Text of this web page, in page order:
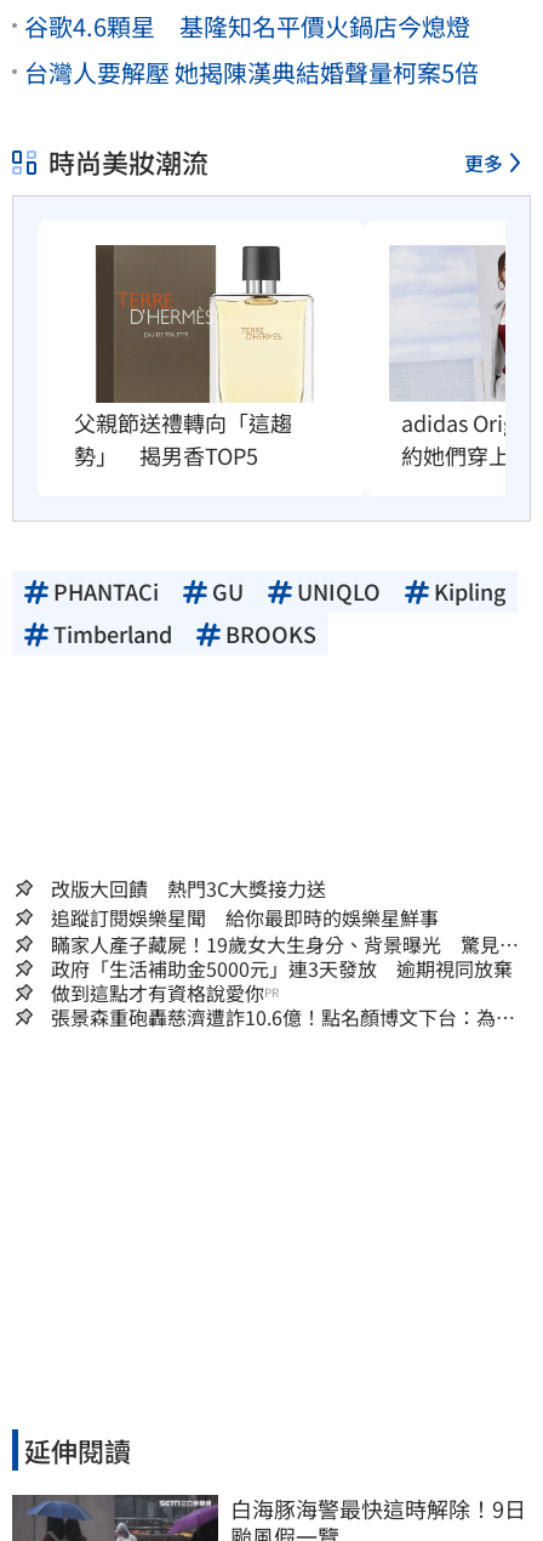
谷歌4.6顆星 基隆知名平價火鍋店今熄燈
台灣人要解壓 她揭陳漢典結婚聲量柯案5倍
時尚美妝潮流 更多
父親節送禮轉向「這趨
勢」　揭男香TOP5
adidas
約她們穿上身
PHANTACi GU UNIQLO
Kipling
Timberland
BROOKS
改版大回饋 熱門3C大獎接力送
追蹤訂閱娛樂星聞 給你最即時的娛樂星鮮事
瞞家人產子藏屍！19歲女大生身分、背景曝光 驚見
「產檢紀錄全空白」
政府「生活補助金5000元」連3天發放 逾期視同放棄
做到這點才有資格說愛你PR
張景森重砲轟慈濟遭詐10.6億！點名顏博文下台：為什
延伸閱讀
白海豚海警最快這時解除！9日